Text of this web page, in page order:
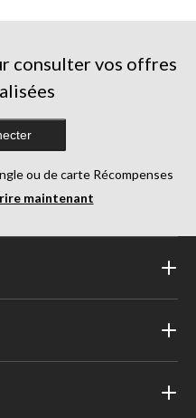
consulter vos offres
ou de carte Récompenses
maintenant